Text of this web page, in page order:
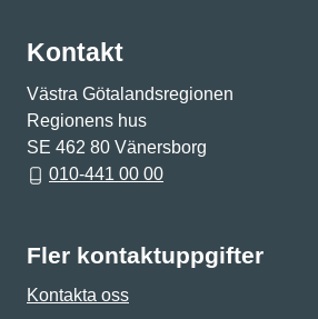
Kontakt
Västra Götalandsregionen
Regionens hus
SE 462 80 Vänersborg
010-441 00 00
Fler kontaktuppgifter
Kontakta oss